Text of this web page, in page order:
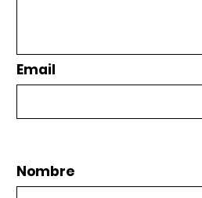
Email
Nombre